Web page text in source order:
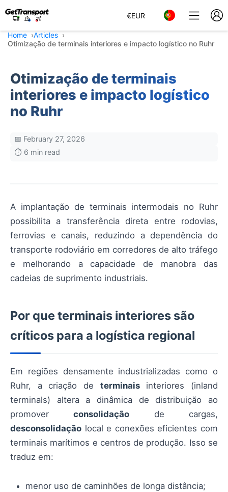
€EUR
Home
Articles
Otimização de terminais interiores e impacto logístico no Ruhr
Otimização de terminais
interiores e impacto logístico
no Ruhr
📅 February 27, 2026
⏱️ 6 min read
A implantação de terminais intermodais no Ruhr
possibilita a transferência direta entre rodovias,
ferrovias e canais, reduzindo a dependência do
transporte rodoviário em corredores de alto tráfego
e melhorando a capacidade de manobra das
cadeias de suprimento industriais.
Por que terminais interiores são
críticos para a logística regional
Em regiões densamente industrializadas como o
Ruhr, a criação de terminaisinteriores (inland
terminals) altera a dinâmica de distribuição ao
promoverconsolidação de cargas,
desconsolidação local e conexões eficientes com
terminais marítimos e centros de produção. Isso se
traduz em:
menor uso de caminhões de longa distância;